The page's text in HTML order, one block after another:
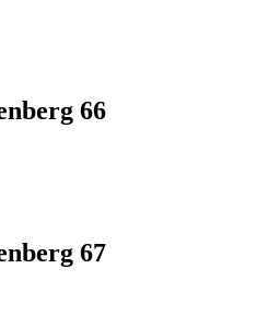
66
67